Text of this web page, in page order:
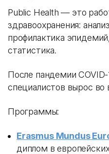
Public Health — это
здравоохранения:
профилактика
статистика.
После пандемии COVID-
специалистов вырос
Программы:
Erasmus Mundus
диплом в